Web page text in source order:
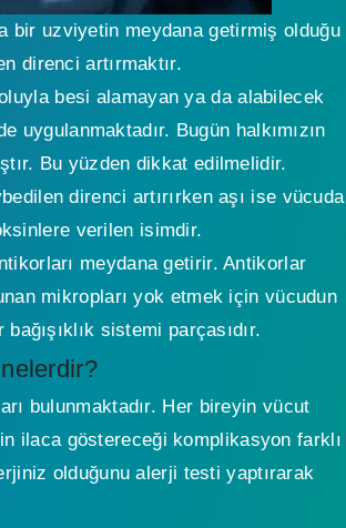
bir uzviyetin meydana getirmiş olduğu
direnci artırmaktır.
besi alamayan ya da alabilecek
Bugün halkımızın
Bu yüzden dikkat edilmelidir.
direnci artırırken aşı ise vücuda
verilen isimdir.
meydana getirir. Antikorlar
mikropları yok etmek için vücudun
sistemi parçasıdır.
bulunmaktadır. Her bireyin vücut
ilaca göstereceği komplikasyon farklı
olduğunu alerji testi yaptırarak